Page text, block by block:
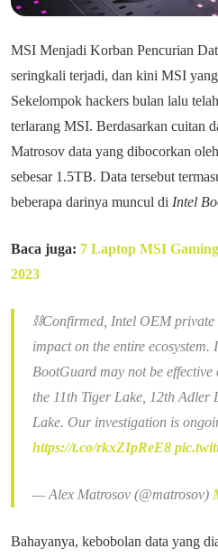
MSI Menjadi Korban Pencurian
seringkali terjadi, dan kini MSI
Sekelompok hackers bulan lalu
terlarang MSI. Berdasarkan cuitan
Matrosov data yang dibocorkan
sebesar 1.5TB. Data tersebut
beberapa darinya muncul di Intel
Baca juga: 7 Laptop MSI
2023
⛓️Confirmed, Intel OEM private
impact on the entire ecosystem.
BootGuard may not be effective
the 11th Tiger Lake, 12th Adler
Lake. Our investigation is
https://t.co/rkxZIpReE8
— Alex Matrosov (@matrosov)
Bahayanya, kebobolan data yang